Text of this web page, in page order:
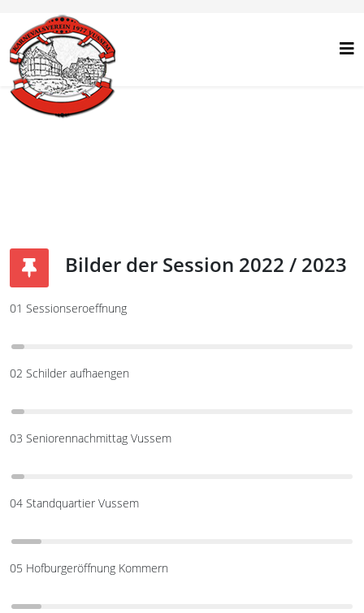
Bilder der Session 2022 / 2023
01 Sessionseroeffnung
02 Schilder aufhaengen
03 Seniorennachmittag Vussem
04 Standquartier Vussem
05 Hofburgeröffnung Kommern